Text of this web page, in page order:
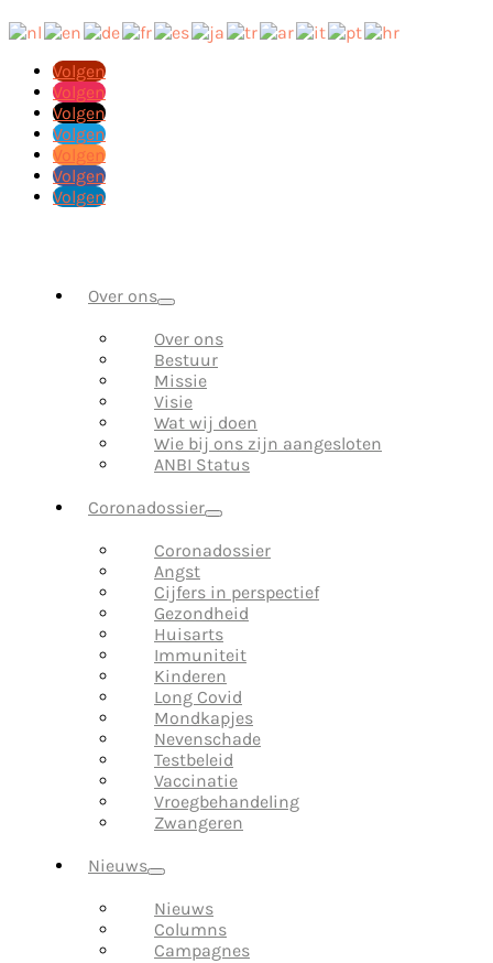
Volgen
Volgen
Volgen
Volgen
Volgen
Volgen
Volgen
Over ons
Over ons
Bestuur
Missie
Visie
Wat wij doen
Wie bij ons zijn aangesloten
ANBI Status
Coronadossier
Coronadossier
Angst
Cijfers in perspectief
Gezondheid
Huisarts
Immuniteit
Kinderen
Long Covid
Mondkapjes
Nevenschade
Testbeleid
Vaccinatie
Vroegbehandeling
Zwangeren
Nieuws
Nieuws
Columns
Campagnes